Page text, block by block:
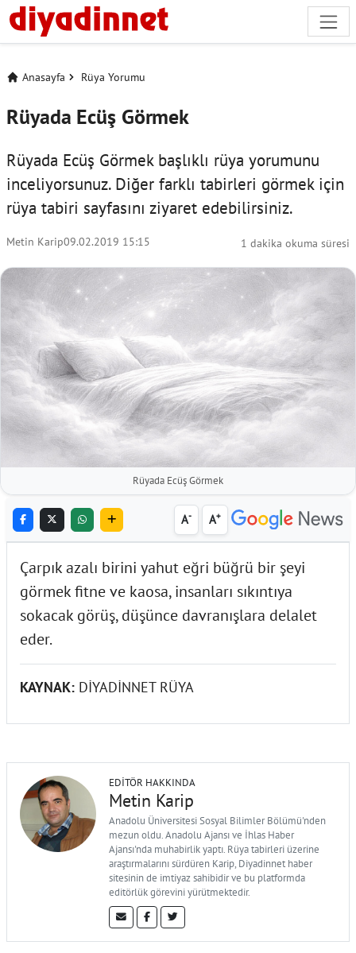
Anasayfa Rüya Yorumu
Rüyada Ecüş Görmek
Rüyada Ecüş Görmek başlıklı rüya yorumunu
inceliyorsunuz. Diğer farklı tabirleri görmek için
rüya tabiri sayfasını ziyaret edebilirsiniz.
Metin Karip09.02.2019 15:15 1 dakika okuma süresi
Rüyada Ecüş Görmek
A- A+
Çarpık azalı birini yahut eğri büğrü bir şeyi
görmek fitne ve kaosa, insanları sıkıntıya
sokacak görüş, düşünce davranışlara delalet
eder.
KAYNAK: DİYADİNNET RÜYA
EDITÖR HAKKINDA
Metin Karip
Anadolu Üniversitesi Sosyal Bilimler Bölümü'nden
mezun oldu. Anadolu Ajansı ve İhlas Haber
Ajansı'nda muhabirlik yaptı. Rüya tabirleri üzerine
araştırmalarını sürdüren Karip, Diyadinnet haber
sitesinin de imtiyaz sahibidir ve bu platformda
editörlük görevini yürütmektedir.